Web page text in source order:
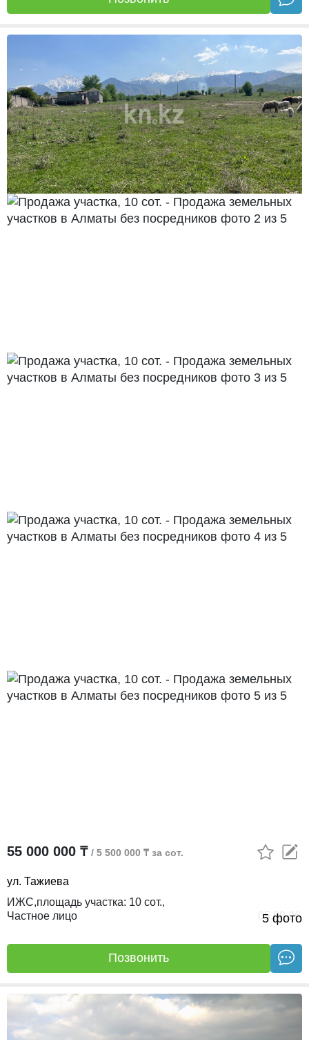
5 фото
55 000 000 ₸ / 5 500 000 ₸ за сот.
ул. Тажиева
ИЖС,площадь участка: 10 сот.,
Частное лицо
05.08.26
Позвонить